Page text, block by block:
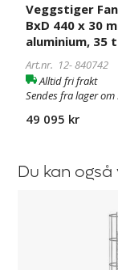
Veggstiger
BxD 440 x 30
aluminium, 35
Art.nr. 12-840742
Alltid fri frakt
Sendes fra lager om
49 095 kr
Du kan